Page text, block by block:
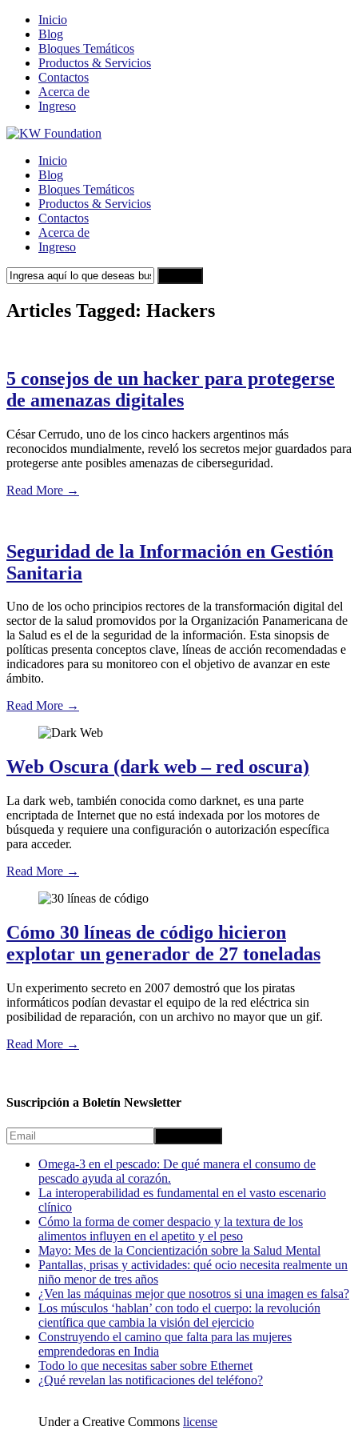
Inicio
Blog
Bloques Temáticos
Productos & Servicios
Contactos
Acerca de
Ingreso
Inicio
Blog
Bloques Temáticos
Productos & Servicios
Contactos
Acerca de
Ingreso
Articles Tagged: Hackers
5 consejos de un hacker para protegerse
de amenazas digitales
César Cerrudo, uno de los cinco hackers argentinos más
reconocidos mundialmente, reveló los secretos mejor guardados para
protegerse ante posibles amenazas de ciberseguridad.
Read More →
Seguridad de la Información en Gestión
Sanitaria
Uno de los ocho principios rectores de la transformación digital del
sector de la salud promovidos por la Organización Panamericana de
la Salud es el de la seguridad de la información. Esta sinopsis de
políticas presenta conceptos clave, líneas de acción recomendadas e
indicadores para su monitoreo con el objetivo de avanzar en este
ámbito.
Read More →
Web Oscura (dark web – red oscura)
La dark web, también conocida como darknet, es una parte
encriptada de Internet que no está indexada por los motores de
búsqueda y requiere una configuración o autorización específica
para acceder.
Read More →
Cómo 30 líneas de código hicieron
explotar un generador de 27 toneladas
Un experimento secreto en 2007 demostró que los piratas
informáticos podían devastar el equipo de la red eléctrica sin
posibilidad de reparación, con un archivo no mayor que un gif.
Read More →
Suscripción a Boletín Newsletter
Omega-3 en el pescado: De qué manera el consumo de
pescado ayuda al corazón.
La interoperabilidad es fundamental en el vasto escenario
clínico
Cómo la forma de comer despacio y la textura de los
alimentos influyen en el apetito y el peso
Mayo: Mes de la Concientización sobre la Salud Mental
Pantallas, prisas y actividades: qué ocio necesita realmente un
niño menor de tres años
¿Ven las máquinas mejor que nosotros si una imagen es falsa?
Los músculos ‘hablan’ con todo el cuerpo: la revolución
científica que cambia la visión del ejercicio
Construyendo el camino que falta para las mujeres
emprendedoras en India
Todo lo que necesitas saber sobre Ethernet
¿Qué revelan las notificaciones del teléfono?
Under a Creative Commons license